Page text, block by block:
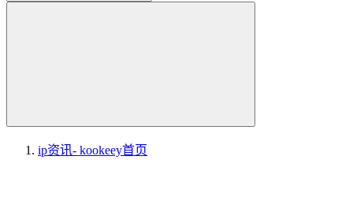
ip资讯- kookeey首页